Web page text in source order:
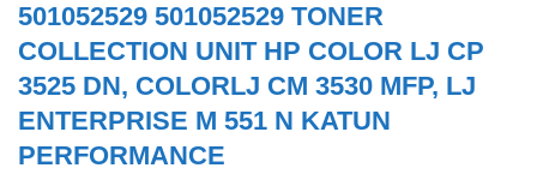
501052529 501052529 TONER
COLLECTION UNIT HP COLOR LJ CP
3525 DN, COLORLJ CM 3530 MFP, LJ
ENTERPRISE M 551 N KATUN
PERFORMANCE